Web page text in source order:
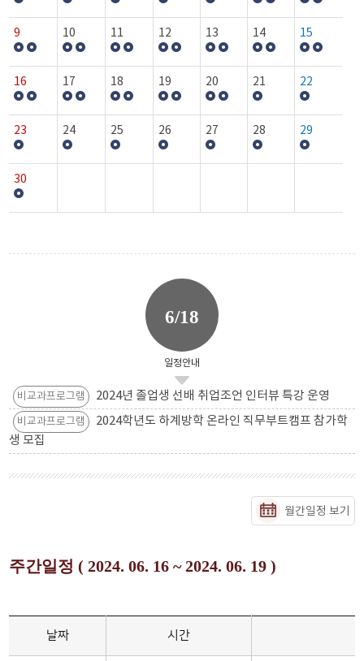
9 10 11 12 13 14 15
16 17 18 19 20 21 22
23 24 25 26 27 28 29
30
6/18
일정안내
비교과프로그램 2024년 졸업생 선배 취업조언 인터뷰 특강 운영
비교과프로그램
2024학년도 하계방학 온라인 직무부트캠프 참가학
생 모집
월간일정 보기
주간일정 ( 2024. 06. 16 ~ 2024. 06. 19 )
날짜 시간